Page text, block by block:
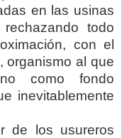
en las usinas
todo
con el
organismo al que
como fondo
inevitablemente
de los usureros